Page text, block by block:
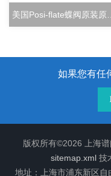
如果您有任
版权所有©2026 上海
sitemap.xml 技
地址：上海市浦东新区